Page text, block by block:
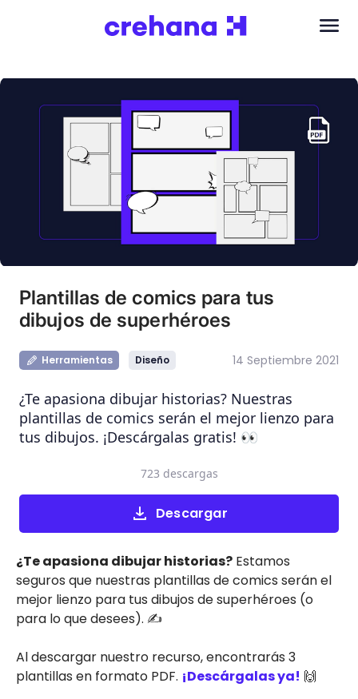
Plantillas de comics para tus
dibujos de superhéroes
Herramientas Diseño 14 Septiembre 2021
¿Te apasiona dibujar historias? Nuestras
plantillas de comics serán el mejor lienzo para
tus dibujos. ¡Descárgalas gratis! 👀
Descargar
723 descargas
¿Te apasiona dibujar historias? Estamos
seguros que nuestras plantillas de comics serán el
mejor lienzo para tus dibujos de superhéroes (o
para lo que desees). ✍️
Al descargar nuestro recurso, encontrarás 3
plantillas en formato PDF. ¡Descárgalas ya! 🙌